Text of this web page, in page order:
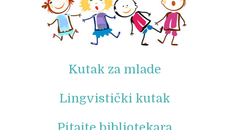
Kutak za mlade
Lingvistički kutak